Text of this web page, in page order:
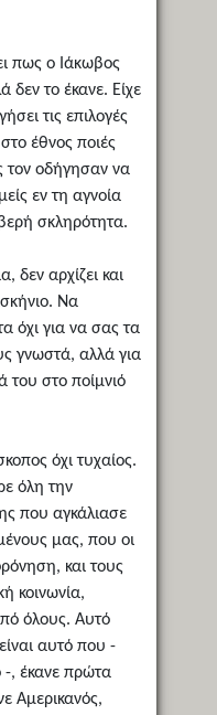
πως ο Ιάκωβος
δεν το έκανε. Είχε
τις επιλογές
έθνος ποιές
τον οδήγησαν να
εν τη αγνοία
σκληρότητα.
δεν αρχίζει και
Να
όχι για να σας τα
γνωστά, αλλά για
στο ποίμνιό
όχι τυχαίος.
όλη την
που αγκάλιασε
μας, που οι
και τους
κοινωνία,
όλους. Αυτό
αυτό που -
-, έκανε πρώτα
Αμερικανός,